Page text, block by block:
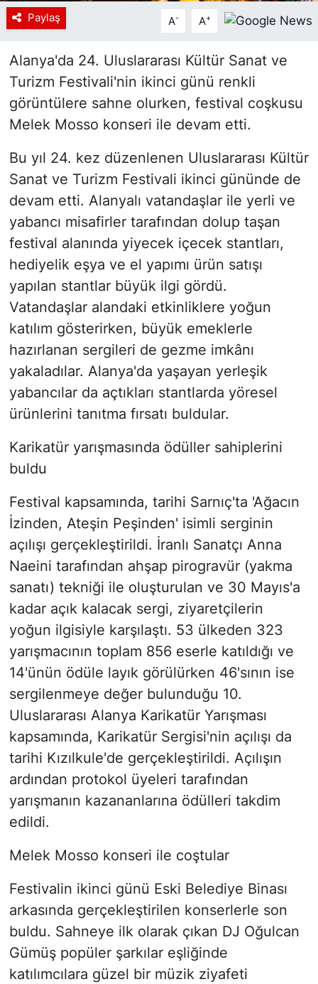
Paylaş A- A+
Alanya'da 24. Uluslararası Kültür Sanat ve
Turizm Festivali'nin ikinci günü renkli
görüntülere sahne olurken, festival coşkusu
Melek Mosso konseri ile devam etti.
Bu yıl 24. kez düzenlenen Uluslararası Kültür
Sanat ve Turizm Festivali ikinci gününde de
devam etti. Alanyalı vatandaşlar ile yerli ve
yabancı misafirler tarafından dolup taşan
festival alanında yiyecek içecek stantları,
hediyelik eşya ve el yapımı ürün satışı
yapılan stantlar büyük ilgi gördü.
Vatandaşlar alandaki etkinliklere yoğun
katılım gösterirken, büyük emeklerle
hazırlanan sergileri de gezme imkânı
yakaladılar. Alanya'da yaşayan yerleşik
yabancılar da açtıkları stantlarda yöresel
ürünlerini tanıtma fırsatı buldular.
Karikatür yarışmasında ödüller sahiplerini
buldu
Festival kapsamında, tarihi Sarnıç'ta 'Ağacın
İzinden, Ateşin Peşinden' isimli serginin
açılışı gerçekleştirildi. İranlı Sanatçı Anna
Naeini tarafından ahşap pirogravür (yakma
sanatı) tekniği ile oluşturulan ve 30 Mayıs'a
kadar açık kalacak sergi, ziyaretçilerin
yoğun ilgisiyle karşılaştı. 53 ülkeden 323
yarışmacının toplam 856 eserle katıldığı ve
14'ünün ödüle layık görülürken 46'sının ise
sergilenmeye değer bulunduğu 10.
Uluslararası Alanya Karikatür Yarışması
kapsamında, Karikatür Sergisi'nin açılışı da
tarihi Kızılkule'de gerçekleştirildi. Açılışın
ardından protokol üyeleri tarafından
yarışmanın kazananlarına ödülleri takdim
edildi.
Melek Mosso konseri ile coştular
Festivalin ikinci günü Eski Belediye Binası
arkasında gerçekleştirilen konserlerle son
buldu. Sahneye ilk olarak çıkan DJ Oğulcan
Gümüş popüler şarkılar eşliğinde
katılımcılara güzel bir müzik ziyafeti